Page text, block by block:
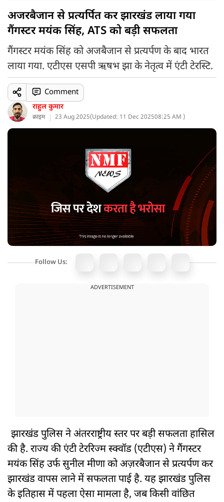
अजरबैजान से प्रत्यर्पित कर झारखंड लाया गया
गैंगस्टर मयंक सिंह, ATS को बड़ी सफलता
गैंगस्टर मयंक सिंह को अजबैजान से प्रत्यर्पण के बाद भारत
लाया गया. एटीएस एसपी ऋषभ झा के नेतृत्व में एंटी टेरस्टि.
राहुल कुमार
क्राइम 23 Aug 2025(Updated: 11 Dec 202508:25 AM )
Comment
Follow Us:
ADVERTISEMENT
झारखंड पुलिस ने अंतरराष्ट्रीय स्तर पर बड़ी सफलता हासिल
की है. राज्य की एंटी टेररिज्म स्क्वॉड (एटीएस) ने गैंगस्टर
मयंक सिंह उर्फ सुनील मीणा को अज़रबैजान से प्रत्यर्पण कर
झारखंड वापस लाने में सफलता पाई है. यह झारखंड पुलिस
के इतिहास में पहला ऐसा मामला है, जब किसी वांछित